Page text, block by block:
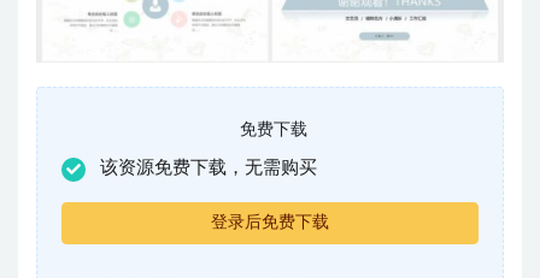
免费下载
该资源免费下载，无需购买
登录后免费下载